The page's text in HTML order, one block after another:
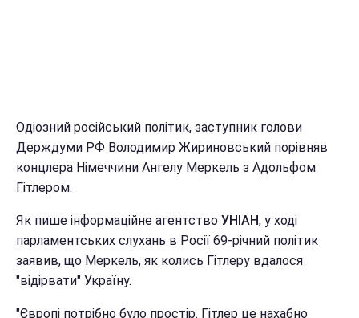
Одіозний російський політик, заступник голови
Держдуми РФ Володимир Жириновський порівняв
концлера Німеччини Ангелу Меркель з Адольфом
Гітлером.
Як пише інформаційне агентство УНІАН, у ході
парламентських слухань в Росії 69-річний політик
заявив, що Меркель, як колись Гітлеру вдалося
"відірвати" Україну.
"Європі потрібно було простір. Гітлер це нахабно